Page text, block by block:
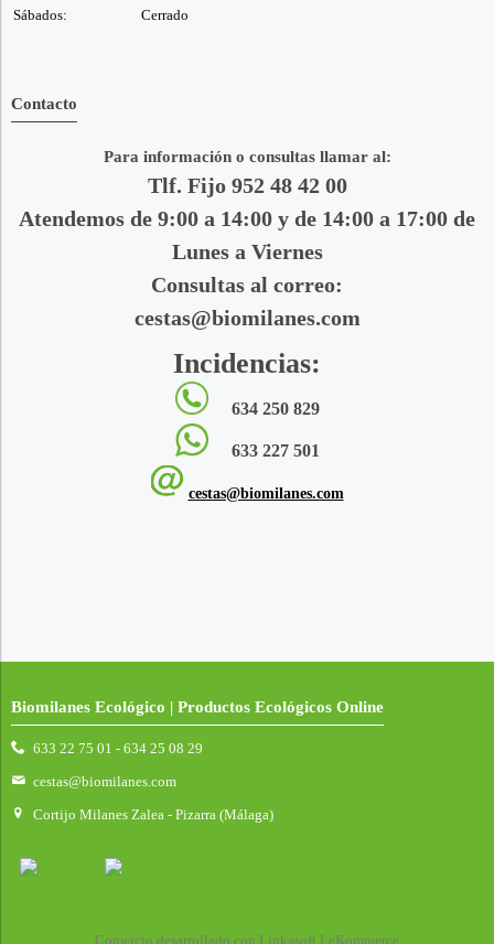
Sábados:
Cerrado
Contacto
Para información o consultas llamar al:
Tlf. Fijo 952 48 42 00
Atendemos de 9:00 a 14:00 y de 14:00 a 17:00 de
Lunes a Viernes
Consultas al correo:
cestas@biomilanes.com
Incidencias:
634 250 829
633 227 501
cestas@biomilanes.com
Biomilanes Ecológico | Productos Ecológicos Online
633 22 75 01 - 634 25 08 29
cestas@biomilanes.com
Cortijo Milanes Zalea - Pizarra (Málaga)
Comercio desarrollado con Linkasoft LeKommerce